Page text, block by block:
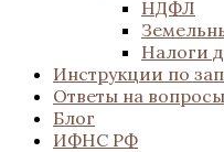
НДФЛ
Налоги
Инструкции по
Ответы на вопросы
Блог
ИФНС РФ